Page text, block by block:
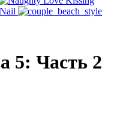
5: Часть 2